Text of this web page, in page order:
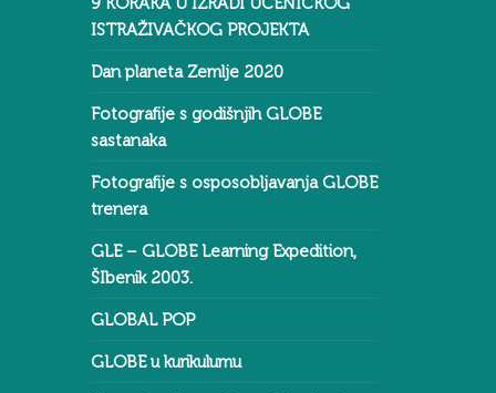
ISTRAŽIVAČKOG PROJEKTA
Dan planeta Zemlje 2020
Fotografije s godišnjih GLOBE
sastanaka
Fotografije s osposobljavanja GLOBE
trenera
GLE – GLOBE Learning Expedition,
ŠIbenik 2003.
GLOBAL POP
GLOBE u kurikulumu